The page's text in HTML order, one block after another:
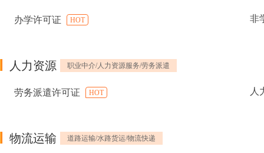
办学许可证 HOT 非
人力资源 职业中介/人力资源服务/劳务派遣
劳务派遣许可证 HOT 人
物流运输 道路运输/水路货运/物流快递